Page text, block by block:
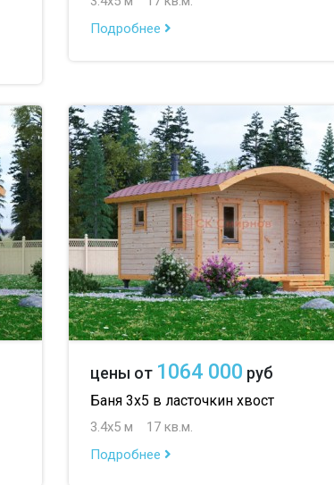
Подробнее
цены от 1064 000 руб
Баня 3х5 в ласточкин хвост
3.4х5 м
17 кв.м.
Подробнее